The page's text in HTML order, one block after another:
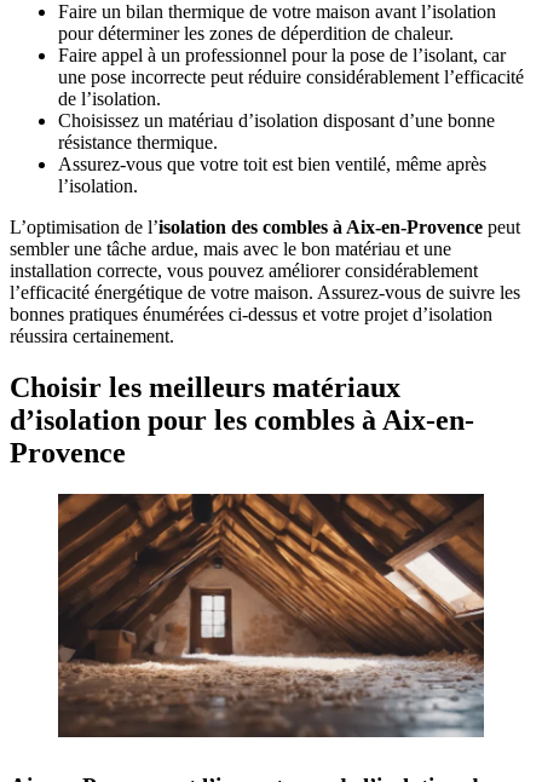
Faire un bilan thermique de votre maison avant l’isolation
pour déterminer les zones de déperdition de chaleur.
Faire appel à un professionnel pour la pose de l’isolant, car
une pose incorrecte peut réduire considérablement l’efficacité
de l’isolation.
Choisissez un matériau d’isolation disposant d’une bonne
résistance thermique.
Assurez-vous que votre toit est bien ventilé, même après
l’isolation.
L’optimisation de l’isolation des combles à Aix-en-Provence peut
sembler une tâche ardue, mais avec le bon matériau et une
installation correcte, vous pouvez améliorer considérablement
l’efficacité énergétique de votre maison. Assurez-vous de suivre les
bonnes pratiques énumérées ci-dessus et votre projet d’isolation
réussira certainement.
Choisir les meilleurs matériaux
d’isolation pour les combles à Aix-en-
Provence